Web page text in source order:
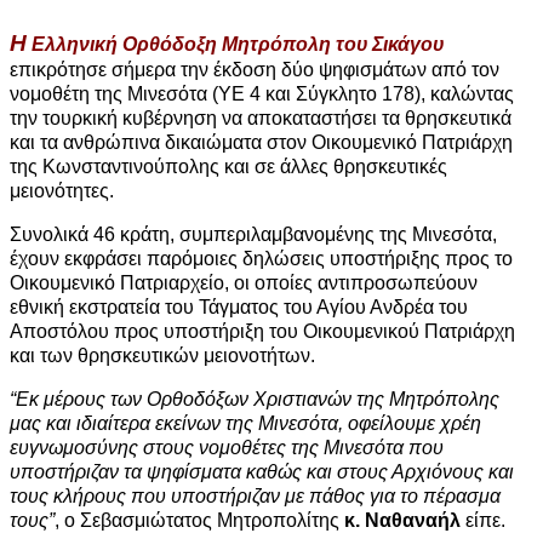
Η Ελληνική Ορθόδοξη Μητρόπολη του Σικάγου
επικρότησε σήμερα την έκδοση δύο ψηφισμάτων από τον
νομοθέτη της Μινεσότα (ΥΕ 4 και Σύγκλητο 178), καλώντας
την τουρκική κυβέρνηση να αποκαταστήσει τα θρησκευτικά
και τα ανθρώπινα δικαιώματα στον Οικουμενικό Πατριάρχη
της Κωνσταντινούπολης και σε άλλες θρησκευτικές
μειονότητες.
Συνολικά 46 κράτη, συμπεριλαμβανομένης της Μινεσότα,
έχουν εκφράσει παρόμοιες δηλώσεις υποστήριξης προς το
Οικουμενικό Πατριαρχείο, οι οποίες αντιπροσωπεύουν
εθνική εκστρατεία του Τάγματος του Αγίου Ανδρέα του
Αποστόλου προς υποστήριξη του Οικουμενικού Πατριάρχη
και των θρησκευτικών μειονοτήτων.
“Εκ μέρους των Ορθοδόξων Χριστιανών της Μητρόπολης
μας και ιδιαίτερα εκείνων της Μινεσότα, οφείλουμε χρέη
ευγνωμοσύνης στους νομοθέτες της Μινεσότα που
υποστήριζαν τα ψηφίσματα καθώς και στους Αρχιόνους και
τους κλήρους που υποστήριζαν με πάθος για το πέρασμα
τους”, ο Σεβασμιώτατος Μητροπολίτης κ. Ναθαναήλ είπε.